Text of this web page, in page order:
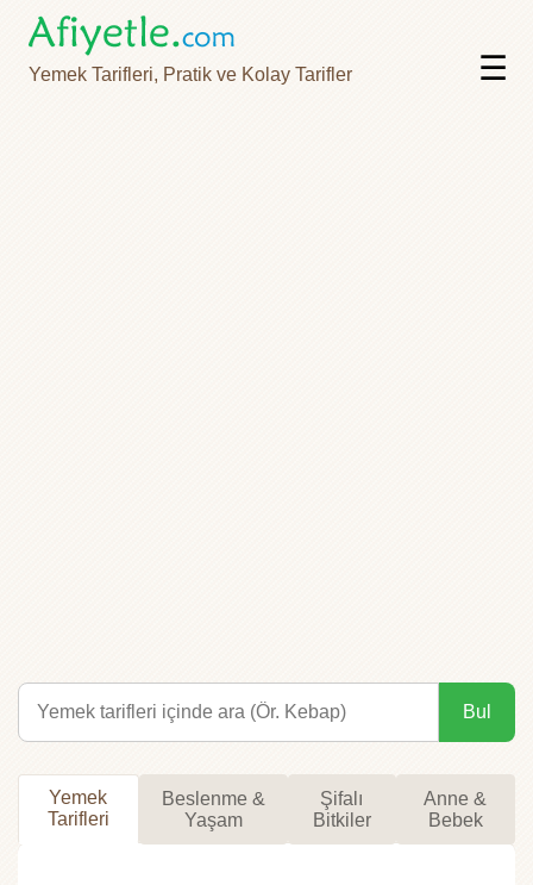
Yemek Tarifleri, Pratik ve Kolay Tarifler ☰
Bul
Yemek
Tarifleri
Beslenme &
Yaşam
Şifalı
Bitkiler
Anne &
Bebek